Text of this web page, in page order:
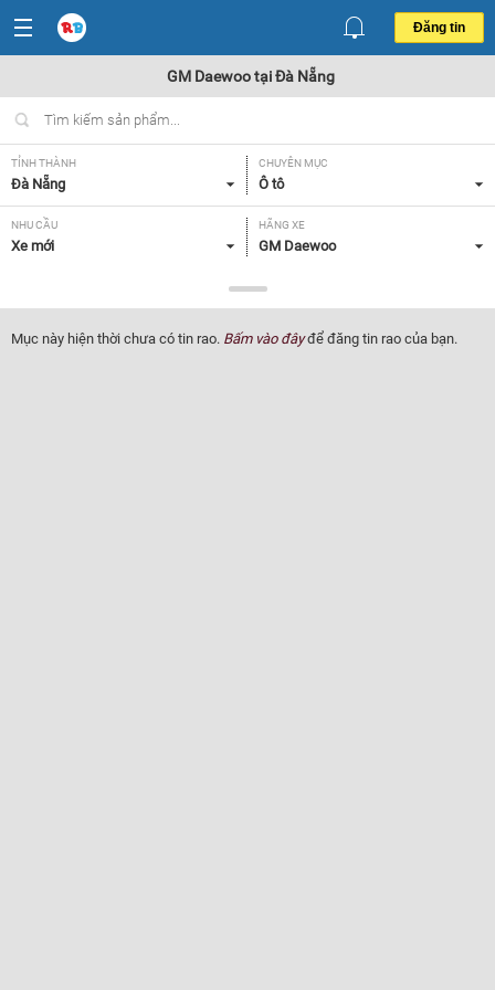
Đăng tin
GM Daewoo tại Đà Nẵng
TỈNH THÀNH
Đà Nẵng
CHUYÊN MỤC
Ô tô
NHU CẦU
Xe mới
HÃNG XE
GM Daewoo
Tất cả
NĂM SẢN XUẤT
Tất cả
GIÁ XE XUẤT XỨ
Mục này hiện thời chưa có tin rao. Bấm vào đâyđể đăng tin rao của bạn.